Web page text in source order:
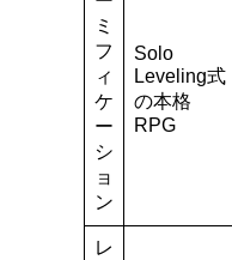
ミ
フ
ィ
ケ
ー
シ
ョ
ン
Solo
Leveling式
の本格
RPG
レ